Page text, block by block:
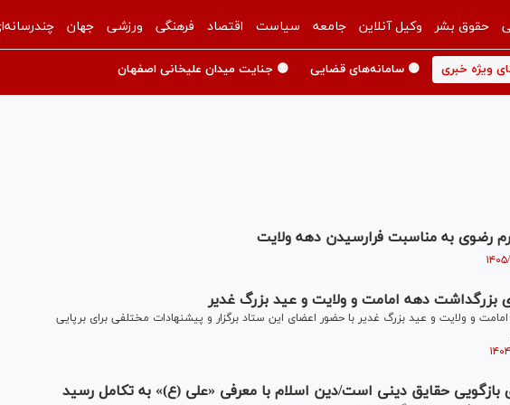
حقوق بشر وکیل آنلاین جامعه سیاست اقتصاد فرهنگی ورزشی جهان
ویژه خبری 🟡 سامانه‌های قضایی 🟡 جنایت میدان علیخانی اصفهان
رضوی به مناسبت فرارسیدن دهه ولایت
بزرگداشت دهه امامت و ولایت و عید بزرگ غدیر
و ولایت و عید بزرگ غدیر با حضور اعضای این ستاد برگزار و پیشنهادات مختلفی برای برپایی
بازگویی حقایق دینی است/دین اسلام با معرفی «علی (ع)» به تکامل رسید